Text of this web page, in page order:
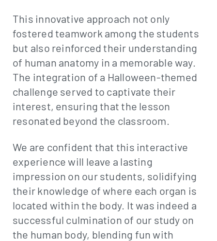
This innovative approach not only
fostered teamwork among the students
but also reinforced their understanding
of human anatomy in a memorable way.
The integration of a Halloween-themed
challenge served to captivate their
interest, ensuring that the lesson
resonated beyond the classroom.
We are confident that this interactive
experience will leave a lasting
impression on our students, solidifying
their knowledge of where each organ is
located within the body. It was indeed a
successful culmination of our study on
the human body, blending fun with